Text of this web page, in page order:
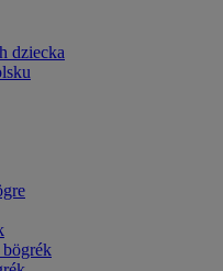
dziecka